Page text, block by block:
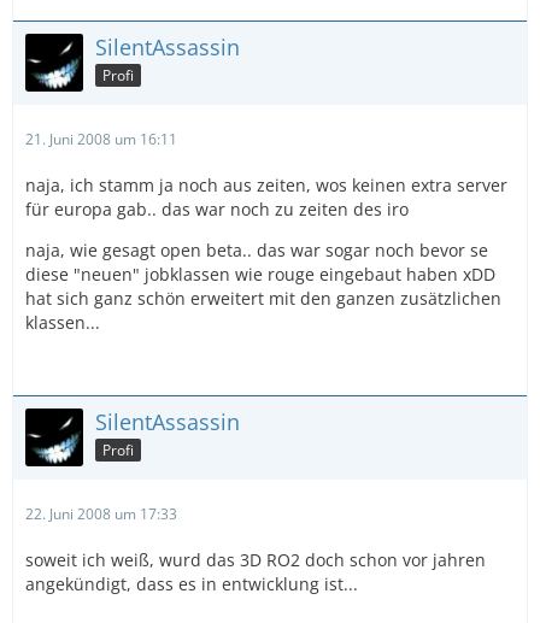
SilentAssassin
Profi
21. Juni 2008 um 16:11
naja, ich stamm ja noch aus zeiten, wos keinen extra server
für europa gab.. das war noch zu zeiten des iro
naja, wie gesagt open beta.. das war sogar noch bevor se
diese "neuen" jobklassen wie rouge eingebaut haben xDD
hat sich ganz schön erweitert mit den ganzen zusätzlichen
klassen...
SilentAssassin
Profi
22. Juni 2008 um 17:33
soweit ich weiß, wurd das 3D RO2 doch schon vor jahren
angekündigt, dass es in entwicklung ist...